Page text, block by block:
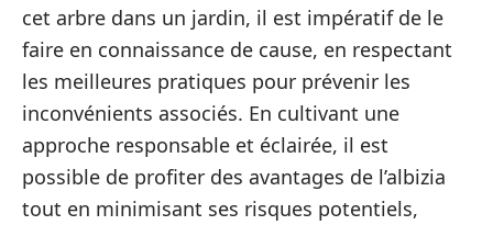
cet arbre dans un jardin, il est impératif de le
faire en connaissance de cause, en respectant
les meilleures pratiques pour prévenir les
inconvénients associés. En cultivant une
approche responsable et éclairée, il est
possible de profiter des avantages de l’albizia
tout en minimisant ses risques potentiels,